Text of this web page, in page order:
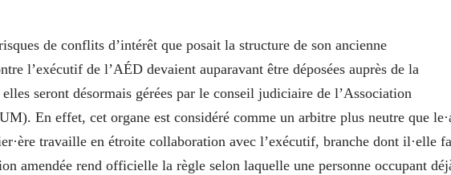
de conflits d’intérêt que posait la structure de son ancienne
l’exécutif de l’AÉD devaient auparavant être déposées auprès de la
seront désormais gérées par le conseil judiciaire de l’Association
En effet, cet organe est considéré comme un arbitre plus neutre que
travaille en étroite collaboration avec l’exécutif, branche dont il·elle
amendée rend officielle la règle selon laquelle une personne occupant